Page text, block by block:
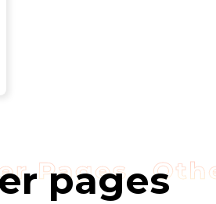
pages